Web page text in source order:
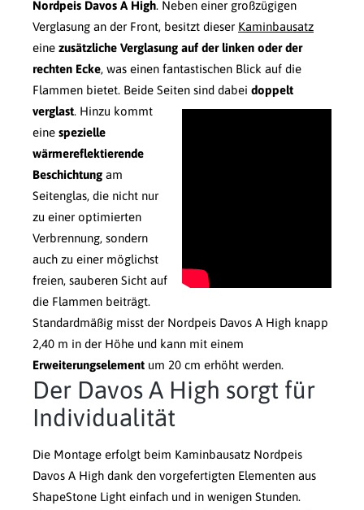
Nordpeis Davos A High. Neben einer großzügigen
Verglasung an der Front, besitzt dieser Kaminbausatz
eine zusätzliche Verglasung auf der linken oder der
rechten Ecke, was einen fantastischen Blick auf die
Flammen bietet. Beide Seiten sind dabei doppelt
verglast. Hinzu kommt
eine spezielle
wärmereflektierende
Beschichtung am
Seitenglas, die nicht nur
zu einer optimierten
Verbrennung, sondern
auch zu einer möglichst
freien, sauberen Sicht auf
die Flammen beiträgt.
Standardmäßig misst der Nordpeis Davos A High knapp
2,40 m in der Höhe und kann mit einem
Erweiterungselement um 20 cm erhöht werden.
Der Davos A High sorgt für
Individualität
Die Montage erfolgt beim Kaminbausatz Nordpeis
Davos A High dank den vorgefertigten Elementen aus
ShapeStone Light einfach und in wenigen Stunden.